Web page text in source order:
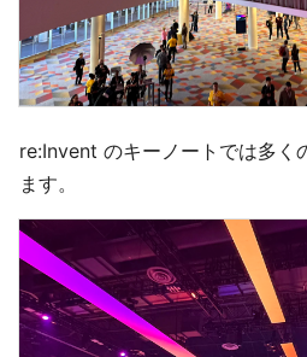
re:Invent のキーノートでは多く
ます。